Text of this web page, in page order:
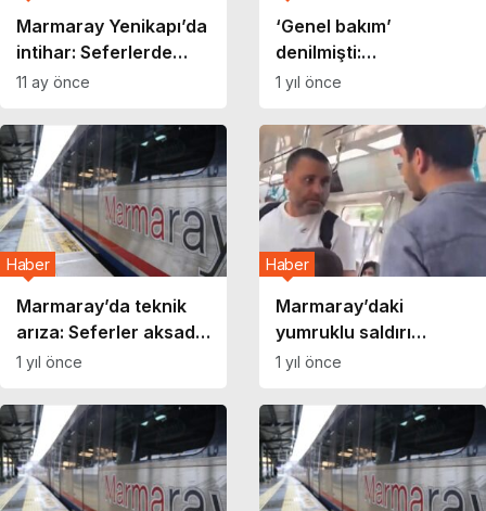
Marmaray Yenikapı’da
intihar: Seferlerde
aksama yaşanıyor!
11 ay önce
‘Genel bakım’
denilmişti:
Marmaray’da ‘iş
olduğu ortaya çıktı!
1 yıl önce
Marmaray’da teknik
arıza: Seferler aksadı,
duraklarda yoğunluk
Haber
1 yıl önce
Marmaray’daki
yumruklu saldırı
hakkında yeni gelişme!
Haber
1 yıl önce